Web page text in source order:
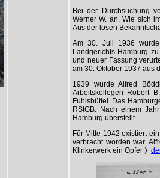
Bei der Durchsuchung
Werner W. an. Wie sich
Aus der losen
Am 30. Juli 1936
Landgerichts Hamburg
und neuer Fassung
am 30. Oktober 1937 aus
1939 wurde Alfred
Arbeitskollegen Robert
Fuhlsbüttel. Das
RStGB. Nach einem
Hamburg überstellt.
Für Mitte 1942 existiert
verbracht worden war.
Klinkerwerk ein Opfer ⟩